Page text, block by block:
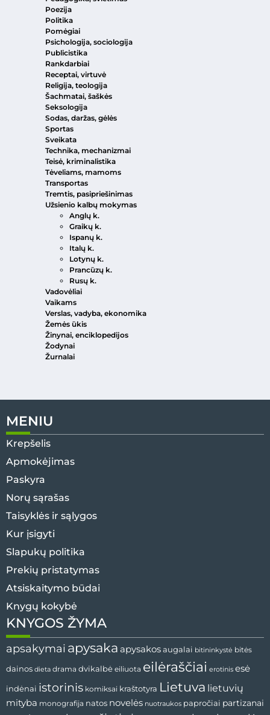
Poezija
Politika
Pomėgiai
Psichologija, sociologija
Publicistika
Rankdarbiai
Receptai, virtuvė
Religija, teologija
Šachmatai, šaškės
Seksologija
Sodas, daržas, gėlės
Sportas
Sveikata
Technika, mechanizmai
Teisė, kriminalistika
Tėveliams, mamoms
Transportas
Tremtis, pasipriešinimas
Užsienio kalbų mokymas
Anglų k.
Graikų k.
Ispanų k.
Italų k.
Lotynų k.
Prancūzų k.
Rusų k.
Vadovėliai
Vaikams
Verslas, vadyba, ekonomika
Žemės ūkis
Žinynai, enciklopedijos
Žodynai
Žurnalai
MENIU
Krepšelis
Apmokėjimas
Paskyra
Norų sąrašas
Taisyklės ir sąlygos
Kur įsigyti
Slapukų politika
Prekių pristatymas
Atsiskaitymo būdai
Knygų kokybė
KNYGOS ŽYMA
apsakymai apysaka apysakos augalai bitininkystė bitės
dainos dieta drama dvikalbė eiliuota eilėraščiai erotinis esė
indėnai istorinis komiksai kraštotyra Lietuva lietuvių
mityba monografija natos novelės nuotraukos papročiai partizanai